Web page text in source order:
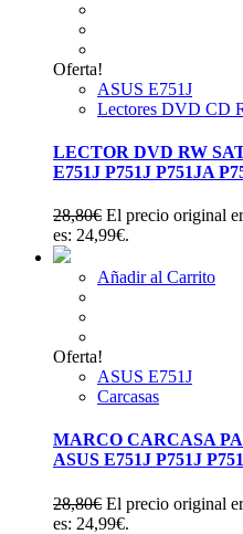
Oferta!
ASUS E751J
Lectores DVD CD
LECTOR DVD RW
E751J P751J P751JA
28,80€ El precio original
es: 24,99€.
Añadir al Carrito
Oferta!
ASUS E751J
Carcasas
MARCO CARCASA
ASUS E751J P751J
28,80€ El precio original
es: 24,99€.